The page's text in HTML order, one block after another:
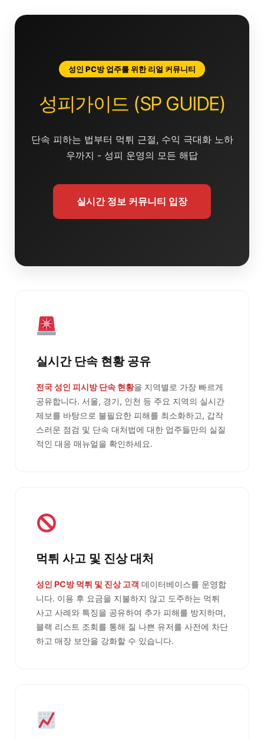
성인 PC방 업주를 위한 리얼 커뮤니티
성피가이드 (SP GUIDE)
단속 피하는 법부터 먹튀 근절, 수익 극대화 노하
우까지 - 성피 운영의 모든 해답
실시간 정보 커뮤니티 입장
실시간 단속 현황 공유
전국 성인 피시방 단속 현황을 지역별로 가장 빠르게
공유합니다. 서울, 경기, 인천 등 주요 지역의 실시간
제보를 바탕으로 불필요한 피해를 최소화하고, 갑작
스러운 점검 및 단속 대처법에 대한 업주들만의 실질
적인 대응 매뉴얼을 확인하세요.
먹튀 사고 및 진상 대처
성인 PC방 먹튀 및 진상 고객 데이터베이스를 운영합
니다. 이용 후 요금을 지불하지 않고 도주하는 먹튀
사고 사례와 특징을 공유하여 추가 피해를 방지하며,
블랙 리스트 조회를 통해 질 나쁜 유저를 사전에 차단
하고 매장 보안을 강화할 수 있습니다.